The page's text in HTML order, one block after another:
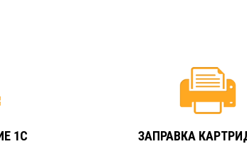
1С ЗАПРАВКА